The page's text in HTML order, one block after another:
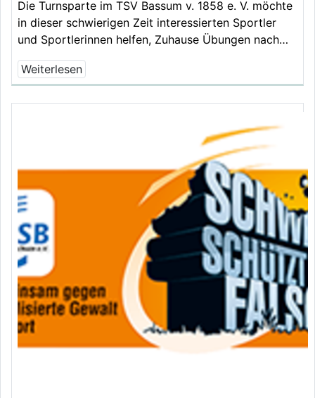
Die Turnsparte im TSV Bassum v. 1858 e. V. möchte
in dieser schwierigen Zeit interessierten Sportler
und Sportlerinnen helfen, Zuhause Übungen nach…
Weiterlesen